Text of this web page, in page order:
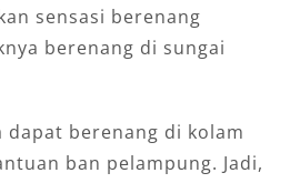
sensasi berenang
berenang di sungai
dapat berenang di kolam
ban pelampung. Jadi,